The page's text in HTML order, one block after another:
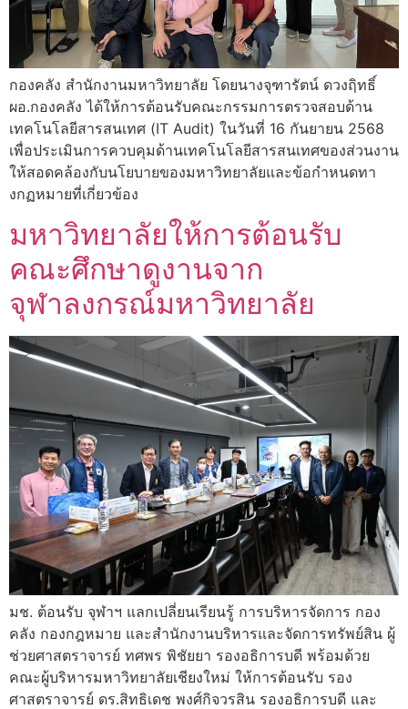
กองคลัง สำนักงานมหาวิทยาลัย โดยนางจุฑารัตน์ ดวงฤิทธิ์
ผอ.กองคลัง ได้ให้การต้อนรับคณะกรรมการตรวจสอบด้าน
เทคโนโลยีสารสนเทศ (IT Audit) ในวันที่ 16 กันยายน 2568
เพื่อประเมินการควบคุมด้านเทคโนโลยีสารสนเทศของส่วนงาน
ให้สอดคล้องกับนโยบายของมหาวิทยาลัยและข้อกำหนดทา
งกฏหมายที่เกี่ยวข้อง
มหาวิทยาลัยให้การต้อนรับ
คณะศึกษาดูงานจาก
จุฬาลงกรณ์มหาวิทยาลัย
มช. ต้อนรับ จุฬาฯ แลกเปลี่ยนเรียนรู้ การบริหารจัดการ กอง
คลัง กองกฎหมาย และสำนักงานบริหารและจัดการทรัพย์สิน ผู้
ช่วยศาสตราจารย์ ทศพร พิชัยยา รองอธิการบดี พร้อมด้วย
คณะผู้บริหารมหาวิทยาลัยเชียงใหม่ ให้การต้อนรับ รอง
ศาสตราจารย์ ดร.สิทธิเดช พงศ์กิจวรสิน รองอธิการบดี และ